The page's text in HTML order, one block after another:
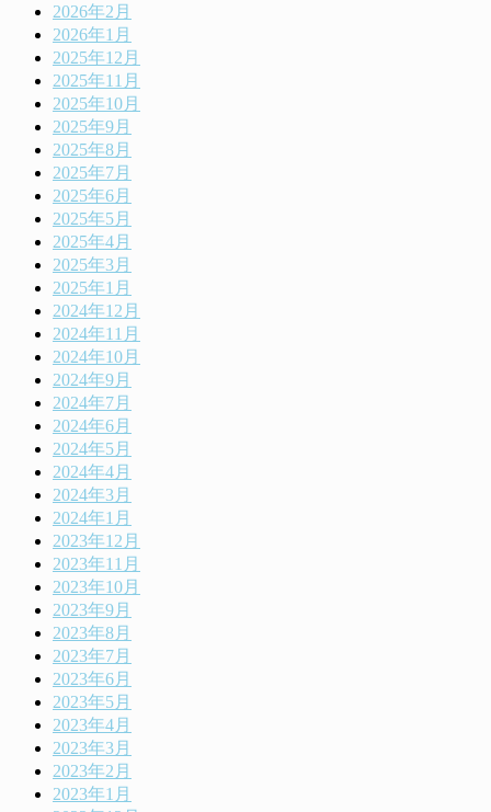
2026年2月
2026年1月
2025年12月
2025年11月
2025年10月
2025年9月
2025年8月
2025年7月
2025年6月
2025年5月
2025年4月
2025年3月
2025年1月
2024年12月
2024年11月
2024年10月
2024年9月
2024年7月
2024年6月
2024年5月
2024年4月
2024年3月
2024年1月
2023年12月
2023年11月
2023年10月
2023年9月
2023年8月
2023年7月
2023年6月
2023年5月
2023年4月
2023年3月
2023年2月
2023年1月